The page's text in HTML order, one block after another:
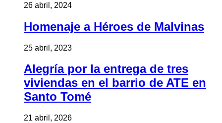
26 abril, 2024
Homenaje a Héroes de Malvinas
25 abril, 2023
Alegría por la entrega de tres
viviendas en el barrio de ATE en
Santo Tomé
21 abril, 2026